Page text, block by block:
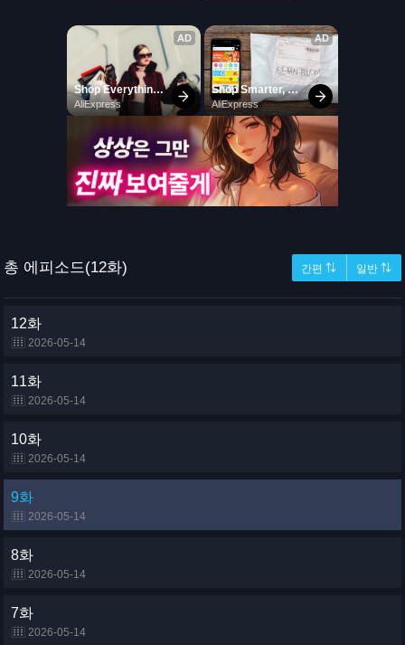
총 에피소드(12화) 간편 ⇅ 일반 ⇅
12화
2026-05-14
11화
2026-05-14
10화
2026-05-14
9화
2026-05-14
8화
2026-05-14
7화
2026-05-14